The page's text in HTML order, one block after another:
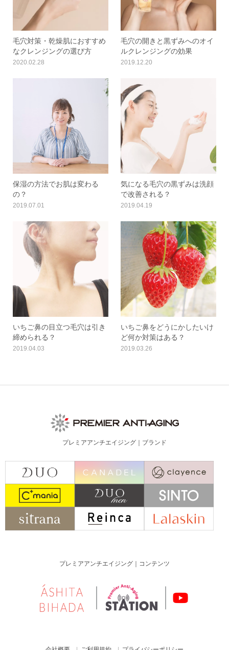
毛穴対策・乾燥肌におすすめ
なクレンジングの選び方
2020.02.28
毛穴の開きと黒ずみへのオイ
ルクレンジングの効果
2019.12.20
保湿の方法でお肌は変わる
の？
2019.07.01
気になる毛穴の黒ずみは洗顔
で改善される？
2019.04.19
いちご鼻の目立つ毛穴は引き
締められる？
2019.04.03
いちご鼻をどうにかしたいけ
ど何か対策はある？
2019.03.26
プレミアアンチエイジング｜ブランド
プレミアアンチエイジング｜コンテンツ